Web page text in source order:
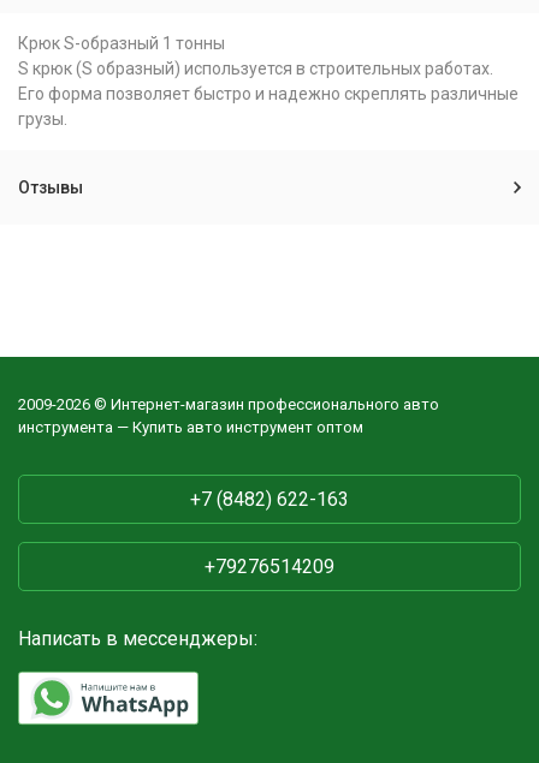
Крюк S-образный 1 тонны
S крюк (S образный) используется в строительных работах.
Его форма позволяет быстро и надежно скреплять различные
грузы.
Отзывы
2009-2026 © Интернет-магазин профессионального авто
инструмента — Купить авто инструмент оптом
+7 (8482) 622-163
+79276514209
Написать в мессенджеры: